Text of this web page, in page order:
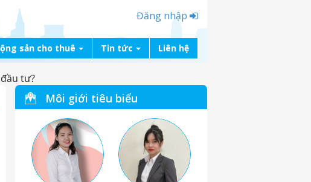
Đăng nhập
sản cho thuê Tin tức Liên hệ
tư?
Môi giới tiêu biểu